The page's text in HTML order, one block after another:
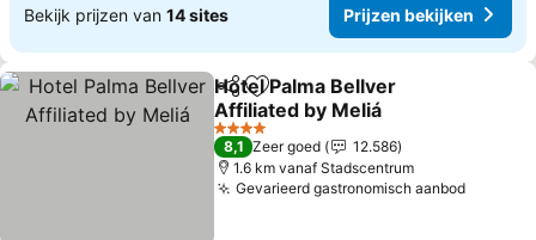
Bekijk prijzen van 14 sites Prijzen bekijken
DelenToevoegen aan favorieten
Hotel Palma Bellver
Affiliated by Meliá
Prijzen bekijken
4 Sterren
8,1 Zeer goed
12.586
1.6 km vanaf Stadscentrum
Gevarieerd gastronomisch aanbodPrijzen